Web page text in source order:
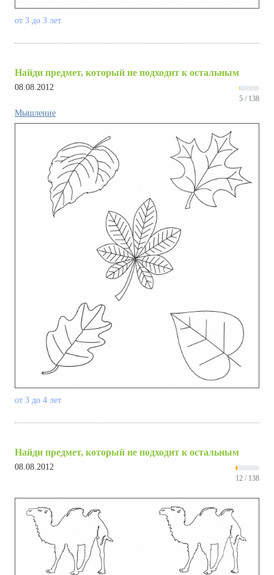
от 3 до 3 лет
Найди предмет, который не подходит к остальным
08.08.2012
5 / 138
Мышление
от 3 до 4 лет
Найди предмет, который не подходит к остальным
08.08.2012
12 / 138